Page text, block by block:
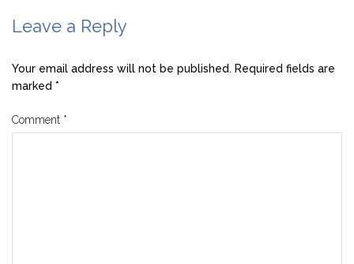
Leave a Reply
Your email address will not be published. Required fields are
marked *
Comment *